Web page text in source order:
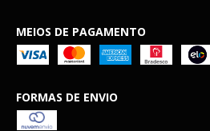
MEIOS DE PAGAMENTO
FORMAS DE ENVIO